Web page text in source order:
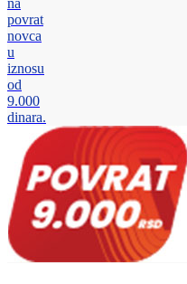
na
povrat
novca
u
iznosu
od
9.000
dinara.